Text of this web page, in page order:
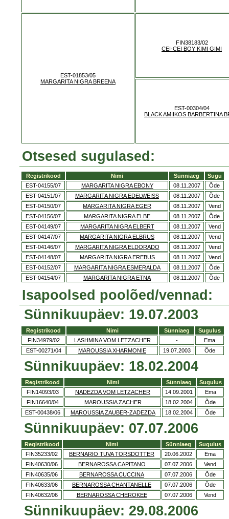
EST-01853/05
MARGARITA NIGRA BREENA
FIN38183/02
CEI-CEI BOY KIMI GIMI
EST-00304/04
BLACK AMIIKOS BARBERTINA
Otsesed sugulased:
Registrikood Nimi Sünniaeg
Sugu
EST-04155/07
MARGARITA NIGRA EBONY 08.11.2007
Õde
EST-04151/07
MARGARITA NIGRA EDELWEISS 08.11.2007
Õde
EST-04150/07
MARGARITA NIGRA EGER 08.11.2007
Vend
EST-04156/07
MARGARITA NIGRA ELBE 08.11.2007
Õde
EST-04149/07
MARGARITA NIGRA ELBERT 08.11.2007
Vend
EST-04147/07
MARGARITA NIGRA ELBRUS 08.11.2007
Vend
EST-04146/07
MARGARITA NIGRA ELDORADO 08.11.2007
Vend
EST-04148/07
MARGARITA NIGRA EREBUS 08.11.2007
Vend
EST-04152/07
MARGARITA NIGRA ESMERALDA 08.11.2007
Õde
EST-04154/07
MARGARITA NIGRA ETNA 08.11.2007 Õde
Isapoolsed poolõed/vennad:
Sünnikuupäev: 19.07.2003
Registrikood Nimi Sünniaeg
Sugulus
FIN34979/02
LASHMINA VOM LETZACHER -
Ema
EST-00271/04
MAROUSSIA XHARMONIE 19.07.2003 Õde
Sünnikuupäev: 18.02.2004
Registrikood Nimi Sünniaeg
Sugulus
FIN14093/03
NADEZDA VOM LETZACHER 14.09.2001
Ema
FIN16640/04
MAROUSSIA ZACHER 18.02.2004
Õde
EST-00438/06
MAROUSSIA ZAUBER-ZADEZDA 18.02.2004 Õde
Sünnikuupäev: 07.07.2006
Registrikood Nimi Sünniaeg
Sugulus
FIN35233/02
BERNARIO TUVA TORSDOTTER 20.06.2002
Ema
FIN40630/06
BERNAROSSA CAPITANO 07.07.2006
Vend
FIN40635/06
BERNAROSSA CUCCINA 07.07.2006
Õde
FIN40633/06
BERNAROSSA CHANTANELLE 07.07.2006
Õde
FIN40632/06
BERNAROSSA CHEROKEE 07.07.2006 Vend
Sünnikuupäev: 29.08.2006